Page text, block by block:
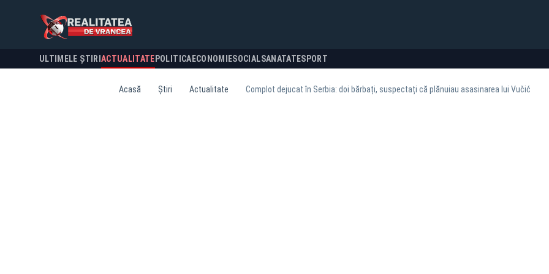
ULTIMELE ȘTIRI ACTUALITATE POLITICA ECONOMIESOCIALSANATATESPORT
Acasă Știri Actualitate Complot dejucat în Serbia: doi bărbați, suspectați că plănuiau asasinarea lui Vučić